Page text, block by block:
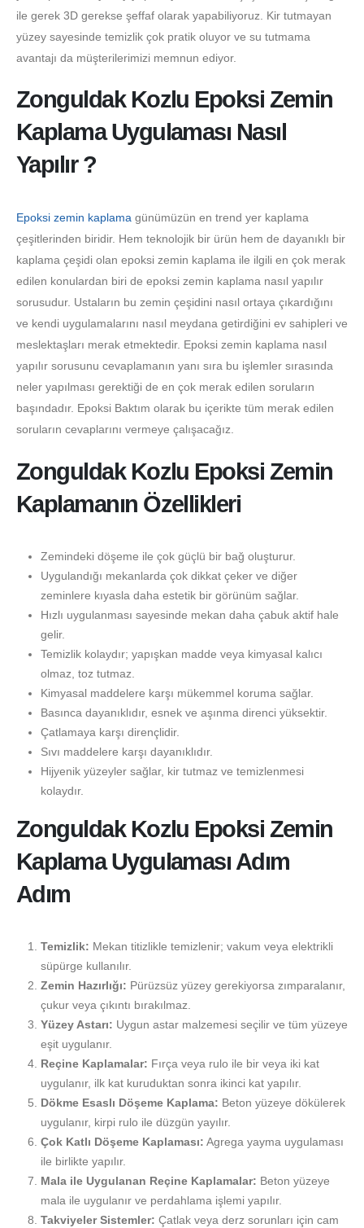
ile gerek 3D gerekse şeffaf olarak yapabiliyoruz. Kir tutmayan
yüzey sayesinde temizlik çok pratik oluyor ve su tutmama
avantajı da müşterilerimizi memnun ediyor.
Zonguldak Kozlu Epoksi Zemin
Kaplama Uygulaması Nasıl
Yapılır ?
Epoksi zemin kaplama günümüzün en trend yer kaplama
çeşitlerinden biridir. Hem teknolojik bir ürün hem de dayanıklı bir
kaplama çeşidi olan epoksi zemin kaplama ile ilgili en çok merak
edilen konulardan biri de epoksi zemin kaplama nasıl yapılır
sorusudur. Ustaların bu zemin çeşidini nasıl ortaya çıkardığını
ve kendi uygulamalarını nasıl meydana getirdiğini ev sahipleri ve
meslektaşları merak etmektedir. Epoksi zemin kaplama nasıl
yapılır sorusunu cevaplamanın yanı sıra bu işlemler sırasında
neler yapılması gerektiği de en çok merak edilen soruların
başındadır. Epoksi Baktım olarak bu içerikte tüm merak edilen
soruların cevaplarını vermeye çalışacağız.
Zonguldak Kozlu Epoksi Zemin
Kaplamanın Özellikleri
Zemindeki döşeme ile çok güçlü bir bağ oluşturur.
Uygulandığı mekanlarda çok dikkat çeker ve diğer
zeminlere kıyasla daha estetik bir görünüm sağlar.
Hızlı uygulanması sayesinde mekan daha çabuk aktif hale
gelir.
Temizlik kolaydır; yapışkan madde veya kimyasal kalıcı
olmaz, toz tutmaz.
Kimyasal maddelere karşı mükemmel koruma sağlar.
Basınca dayanıklıdır, esnek ve aşınma direnci yüksektir.
Çatlamaya karşı dirençlidir.
Sıvı maddelere karşı dayanıklıdır.
Hijyenik yüzeyler sağlar, kir tutmaz ve temizlenmesi
kolaydır.
Zonguldak Kozlu Epoksi Zemin
Kaplama Uygulaması Adım
Adım
Temizlik: Mekan titizlikle temizlenir; vakum veya elektrikli
süpürge kullanılır.
Zemin Hazırlığı: Pürüzsüz yüzey gerekiyorsa zımparalanır,
çukur veya çıkıntı bırakılmaz.
Yüzey Astarı: Uygun astar malzemesi seçilir ve tüm yüzeye
eşit uygulanır.
Reçine Kaplamalar: Fırça veya rulo ile bir veya iki kat
uygulanır, ilk kat kuruduktan sonra ikinci kat yapılır.
Dökme Esaslı Döşeme Kaplama: Beton yüzeye dökülerek
uygulanır, kirpi rulo ile düzgün yayılır.
Çok Katlı Döşeme Kaplaması: Agrega yayma uygulaması
ile birlikte yapılır.
Mala ile Uygulanan Reçine Kaplamalar: Beton yüzeye
mala ile uygulanır ve perdahlama işlemi yapılır.
Takviyeler Sistemler: Çatlak veya derz sorunları için cam